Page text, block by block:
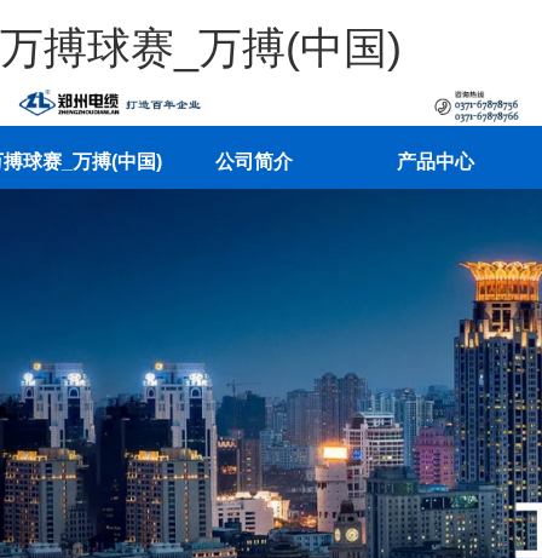
万搏球赛_万搏(中国)
球赛_万搏(中国) 公司简介 产品中心